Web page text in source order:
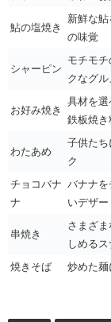
鮎の塩焼き
新鮮な
の味覚
シャーピン
モチモ
クなグル
お好み焼き
具材を
鉄板焼き
わたあめ
子供たち
ク
チョコバナ
ナ
バナナを
いデザー
串焼き
さまざ
しめるス
焼きそば
炒めた